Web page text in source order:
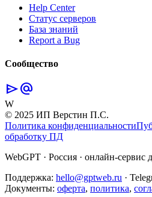
Help Center
Статус серверов
База знаний
Report a Bug
Сообщество
sendalternate_email
W
© 2025 ИП Верстин П.С.
Политика конфиденциальности
обработку ПД
WebGPT · Россия · онлайн-сервис
Поддержка: hello@gptweb.ru ·
Документы: оферта, политика,